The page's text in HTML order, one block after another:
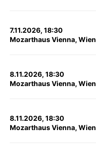
7.11.2026, 18:30
Mozarthaus Vienna, Wien
8.11.2026, 18:30
Mozarthaus Vienna, Wien
8.11.2026, 18:30
Mozarthaus Vienna, Wien